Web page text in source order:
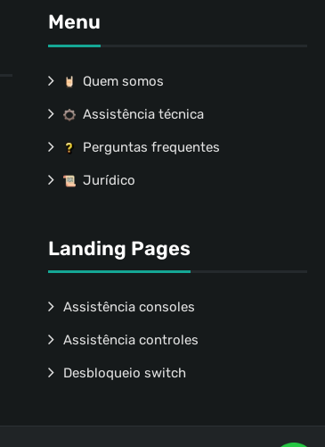
Menu
Quem somos
Assistência técnica
Perguntas frequentes
Jurídico
Landing Pages
Assistência consoles
Assistência controles
Desbloqueio switch